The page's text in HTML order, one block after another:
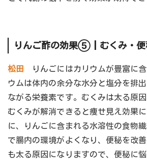
りんご酢の効果⑤┃むくみ・便
松田 りんごにはカリウムが豊富に
ウムは体内の余分な水分と塩分を排
ながる栄養素です。むくみは太る原因
むくみが解消できると痩せ見え効果
に、りんごに含まれる水溶性の食物
で腸内の環境がよくなり、便秘を改
も太る原因になりますので、便秘に